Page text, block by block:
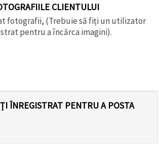
CLIENTULUI
fotografii, (Trebuie să fiți un utilizator
pentru a încărca imagini).
ÎNREGISTRAT PENTRU A POSTA